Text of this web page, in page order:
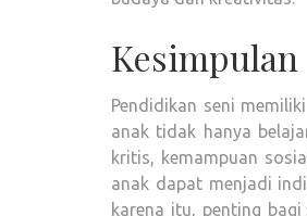
Kesimpulan
Pendidikan seni
anak tidak hanya
kritis, kemampuan
anak dapat menjadi
karena itu, penting